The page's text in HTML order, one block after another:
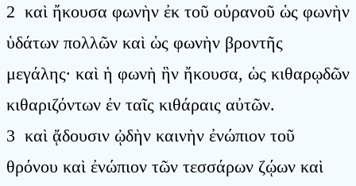
2 καὶ ἤκουσα φωνὴν ἐκ τοῦ οὐρανοῦ ὡς φωνὴν
ὑδάτων πολλῶν καὶ ὡς φωνὴν βροντῆς
μεγάλης· καὶ ἡ φωνὴ ἣν ἤκουσα, ὡς κιθαρῳδῶν
κιθαριζόντων ἐν ταῖς κιθάραις αὐτῶν.
3 καὶ ᾄδουσιν ᾠδὴν καινὴν ἐνώπιον τοῦ
θρόνου καὶ ἐνώπιον τῶν τεσσάρων ζῴων καὶ